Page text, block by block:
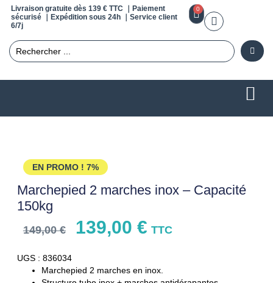
Livraison gratuite dès 139 € TTC ｜Paiement
sécurisé ｜Expédition sous 24h ｜Service client
6/7j
0
EN PROMO ! 7%
Marchepied 2 marches inox – Capacité
150kg
149,00€ 139,00 € TTC
UGS : 836034
Marchepied 2 marches en inox.